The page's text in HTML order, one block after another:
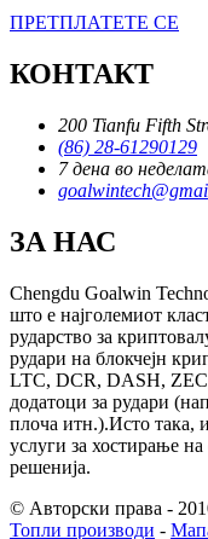
ПРЕТПЛАТЕТЕ СЕ
КОНТАКТ
200 Tianfu Fifth
(86) 28-61290129
7 дена во
ЗА НАС
Chengdu Goalwin
што е најголемиот
рударство за
рудари на блокчејн
LTC, DCR, DASH,
додатоци за рудари
плоча итн.).Исто така,
услуги за хостирање
решенија.
© Авторски права -
Топли производи -